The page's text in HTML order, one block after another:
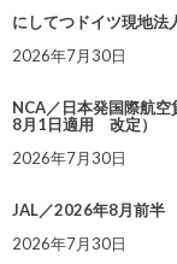
にしてつドイツ現地法
2026年7月30日
NCA／日本発国際航
8月1日適用 改定）
2026年7月30日
JAL／2026年8月前半
2026年7月30日